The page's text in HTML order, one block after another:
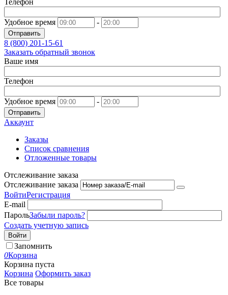
Телефон
Удобное время -
Отправить
8 (800) 201-15-61
Заказать обратный звонок
Ваше имя
Телефон
Удобное время -
Отправить
Аккаунт
Заказы
Список сравнения
Отложенные товары
Отслеживание заказа
Отслеживание заказа
ВойтиРегистрация
E-mail
ПарольЗабыли пароль?
Создать учетную запись
Войти
Запомнить
0Корзина
Корзина пуста
Корзина Оформить заказ
Все товары